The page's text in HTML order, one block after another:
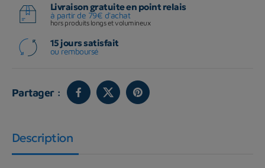
Livraison gratuite en point relais
à partir de 79€ d'achat
hors produits longs et volumineux
15 jours satisfait
ou remboursé
Partager :
Description